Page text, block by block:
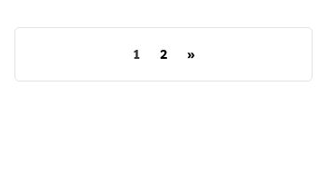
1 2 »